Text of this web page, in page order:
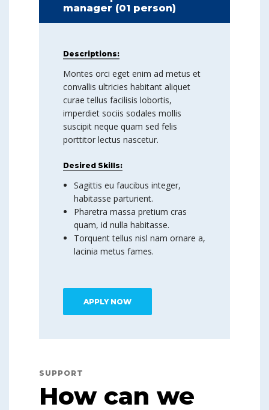
manager (01 person)
Descriptions:
Montes orci eget enim ad metus et
convallis ultricies habitant aliquet
curae tellus facilisis lobortis,
imperdiet sociis sodales mollis
suscipit neque quam sed felis
porttitor lectus nascetur.
Desired Skills:
Sagittis eu faucibus integer,
habitasse parturient.
Pharetra massa pretium cras
quam, id nulla habitasse.
Torquent tellus nisl nam ornare a,
lacinia metus fames.
APPLY NOW
SUPPORT
How can we